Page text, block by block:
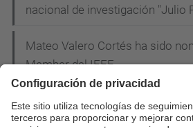
nacional de investigación "Julio
Mateo Valero Cortés ha sido
Member del IEEE
Antonio González Colás ha
Partnership Award